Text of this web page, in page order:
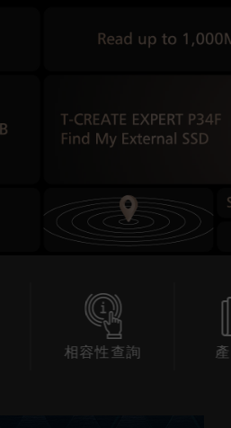
相容性查詢